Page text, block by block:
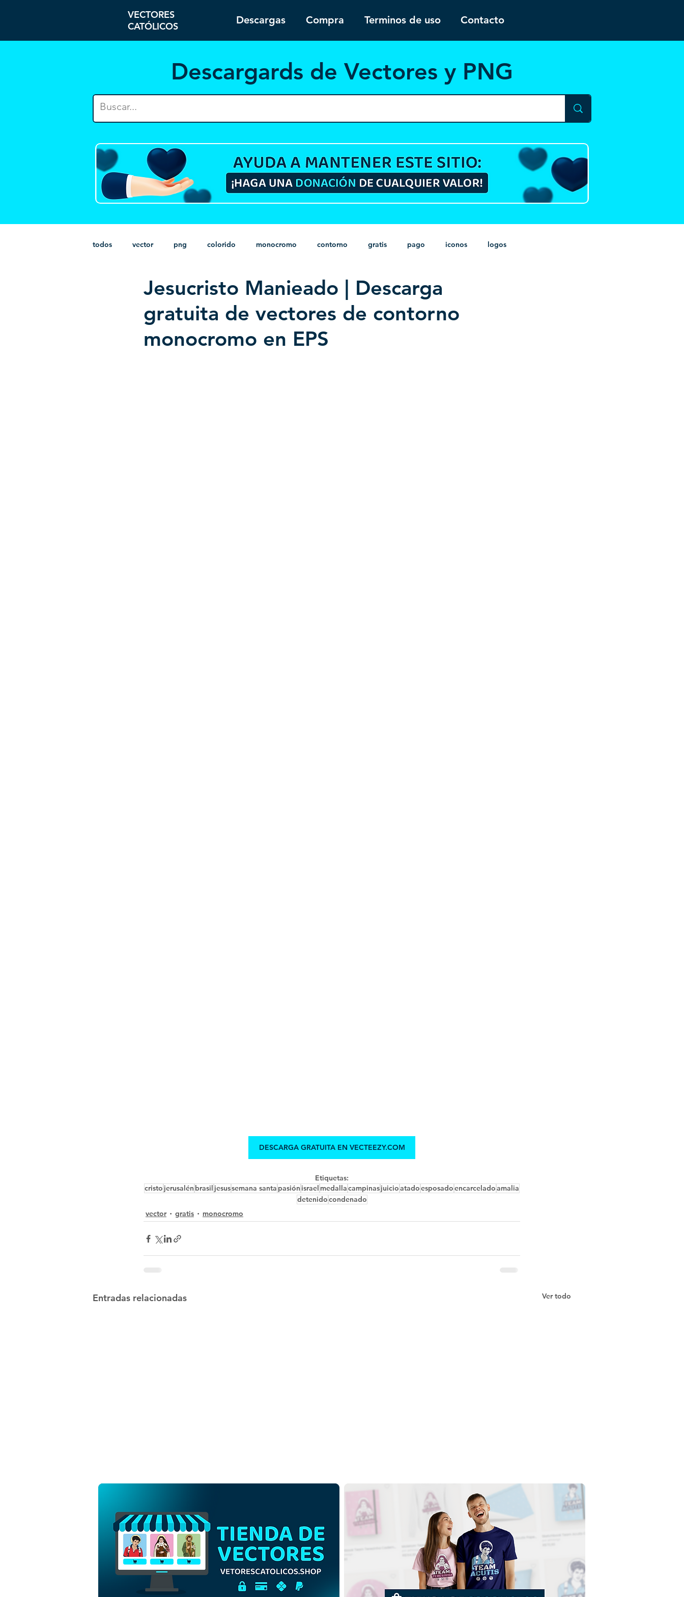
VECTORES
CATÓLICOS
Descargas Compra Terminos de uso Contacto
Descargards de Vectores y PNG
todos vector png colorido monocromo contorno gratis pago iconos logos
paquetes infantil HD sin fondo minimalista psd heráldica
Jesucristo Manieado | Descarga
gratuita de vectores de contorno
monocromo en EPS
DESCARGA GRATUITA EN VECTEEZY.COM
Etiquetas:
cristo jerusalén brasil jesussemana santa pasión israel medallacampinasjuicioatadoesposadoencarceladoamalia
detenidocondenado
vector
gratis monocromo
Entradas relacionadas Ver todo
Jesucristo Manieado |
Descargar Vector colorido
Jesucristo Manieado |
Descargar gratis ilustración
monocromática en PNG
Jesucristo Manieado |
Descargar gratis ilustración
de contorno sin fondo en